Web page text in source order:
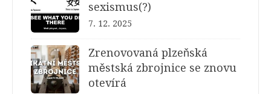
sexismus(?)
7. 12. 2025
Zrenovovaná plzeňská
městská zbrojnice se znovu
otevírá